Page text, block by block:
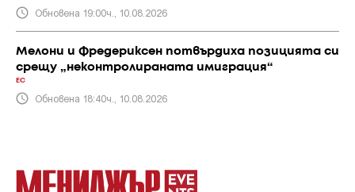
Обновена 19:00ч., 10.08.2026
Мелони и Фредериксен потвърдиха позицията си
срещу „неконтролираната имиграция“
ЕС
Обновена 18:40ч., 10.08.2026